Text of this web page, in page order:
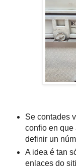
Se contades
confio en que
definir un
A idea é tan
enlaces do